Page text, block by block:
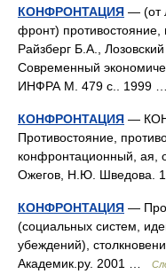
КОНФРОНТАЦИЯ — (от
фронт) противостояние,
Райзберг Б.А.,
Современный
ИНФРА М. 479 с.. 1999
КОНФРОНТАЦИЯ —
Противостояние,
конфронтационный, ая,
Ожегов, Н.Ю. Шведова.
КОНФРОНТАЦИЯ —
(социальных систем,
убеждений),
Академик.ру. 2001 …